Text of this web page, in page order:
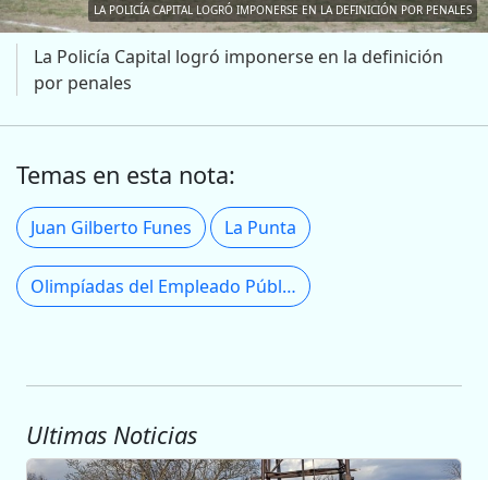
LA POLICÍA CAPITAL LOGRÓ IMPONERSE EN LA DEFINICIÓN POR PENALES
La Policía Capital logró imponerse en la definición
por penales
Temas en esta nota:
Juan Gilberto Funes La Punta
Olimpíadas del Empleado Público
Ultimas Noticias